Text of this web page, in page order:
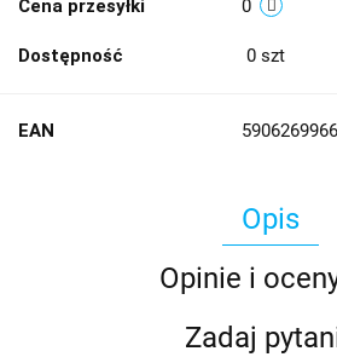
Cena przesyłki 0
Dostępność 0 szt
EAN
Opis
Opinie i
Zadaj